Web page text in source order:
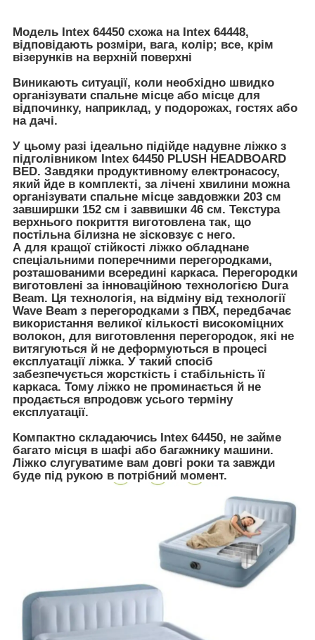
Модель Intex 64450 схожа на Intex 64448,
відповідають розміри, вага, колір; все, крім
візерунків на верхній поверхні
Виникають ситуації, коли необхідно швидко
організувати спальне місце або місце для
відпочинку, наприклад, у подорожах, гостях або
на дачі.
У цьому разі ідеально підійде надувне ліжко з
підголівником Intex 64450 PLUSH HEADBOARD
BED. Завдяки продуктивному електронасосу,
який йде в комплекті, за лічені хвилини можна
організувати спальне місце завдовжки 203 см
завширшки 152 см і заввишки 46 см. Текстура
верхнього покриття виготовлена так, що
постільна білизна не зісковзує с него.
А для кращої стійкості ліжко обладнане
спеціальними поперечними перегородками,
розташованими всередині каркаса. Перегородки
виготовлені за інноваційною технологією Dura
Beam. Ця технологія, на відміну від технології
Wave Beam з перегородками з ПВХ, передбачає
використання великої кількості високоміцних
волокон, для виготовлення перегородок, які не
витягуються й не деформуються в процесі
експлуатації ліжка. У такий спосіб
забезпечується жорсткість і стабільність її
каркаса. Тому ліжко не проминається й не
продається впродовж усього терміну
експлуатації.
Компактно складаючись Intex 64450, не займе
багато місця в шафі або багажнику машини.
Ліжко слугуватиме вам довгі роки та завжди
буде під рукою в потрібний момент.